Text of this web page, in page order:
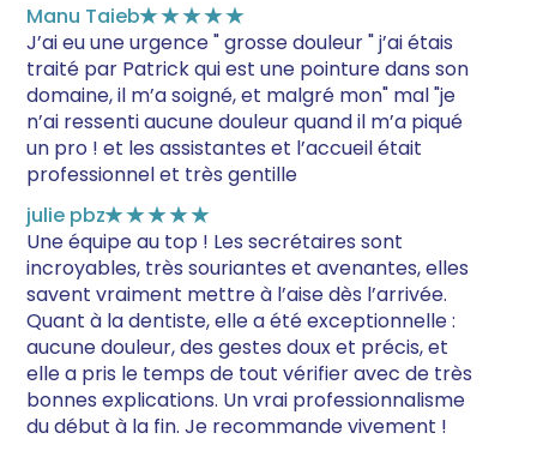
Manu Taieb★★★★★
J’ai eu une urgence " grosse douleur " j’ai étais
traité par Patrick qui est une pointure dans son
domaine, il m’a soigné, et malgré mon" mal "je
n’ai ressenti aucune douleur quand il m’a piqué
un pro ! et les assistantes et l’accueil était
professionnel et très gentille
julie pbz★★★★★
Une équipe au top ! Les secrétaires sont
incroyables, très souriantes et avenantes, elles
savent vraiment mettre à l’aise dès l’arrivée.
Quant à la dentiste, elle a été exceptionnelle :
aucune douleur, des gestes doux et précis, et
elle a pris le temps de tout vérifier avec de très
bonnes explications. Un vrai professionnalisme
du début à la fin. Je recommande vivement !